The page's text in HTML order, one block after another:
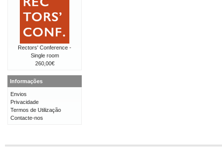
Rectors' Conference -
Single room
260,00€
Informações
Envios
Privacidade
Termos de Utilização
Contacte-nos